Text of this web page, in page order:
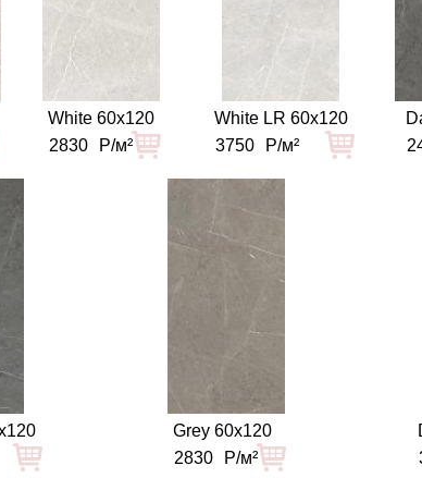
White 60x120
2830
Р/м²
White LR 60x120
3750
Р/м²
Grey 60x120
2830
Р/м²